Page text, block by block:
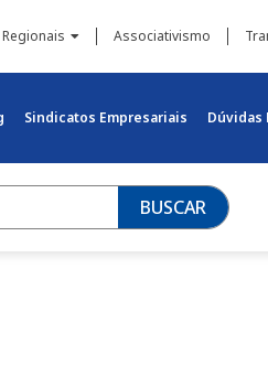
Regionais Associativismo
Sindicatos Empresariais Dúvidas
BUSCAR